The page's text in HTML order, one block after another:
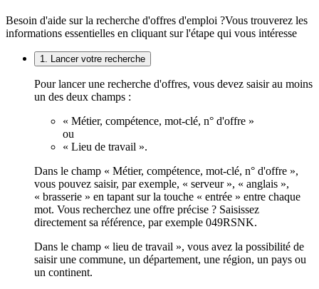
Besoin d'aide sur la recherche d'offres d'emploi ?Vous trouverez les
informations essentielles en cliquant sur l'étape qui vous intéresse
1. Lancer votre recherche
Pour lancer une recherche d'offres, vous devez saisir au moins
un des deux champs :
« Métier, compétence, mot-clé, n° d'offre »
ou
« Lieu de travail ».
Dans le champ « Métier, compétence, mot-clé, n° d'offre »,
vous pouvez saisir, par exemple, « serveur », « anglais »,
« brasserie » en tapant sur la touche « entrée » entre chaque
mot. Vous recherchez une offre précise ? Saisissez
directement sa référence, par exemple 049RSNK.
Dans le champ « lieu de travail », vous avez la possibilité de
saisir une commune, un département, une région, un pays ou
un continent.